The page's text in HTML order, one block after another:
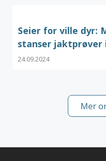
Seier for ville dyr:
stanser jaktprøver
24.09.2024
Mer